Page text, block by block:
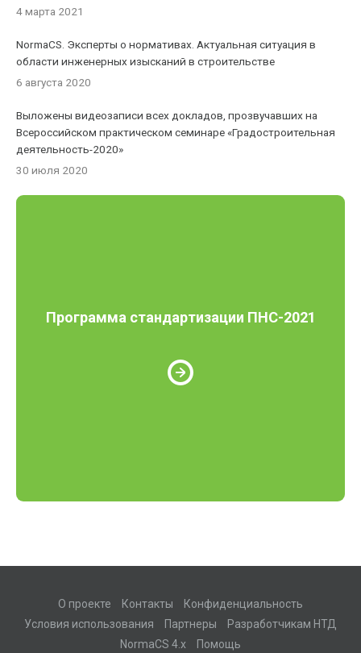
4 марта 2021
NormaCS. Эксперты о нормативах. Актуальная ситуация в
области инженерных изысканий в строительстве
6 августа 2020
Выложены видеозаписи всех докладов, прозвучавших на
Всероссийском практическом семинаре «Градостроительная
деятельность-2020»
30 июля 2020
Программа стандартизации ПНС-2021
О проекте Контакты
Конфиденциальность
Условия использования
Партнеры
Разработчикам НТД
NormaCS 4.x
Помощь